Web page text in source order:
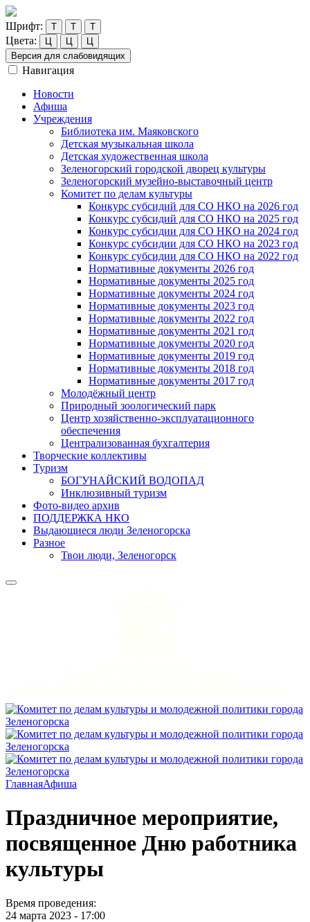
Шрифт: Т Т Т
Цвета: Ц Ц
Ц
Версия для слабовидящих
Навигация
Новости
Афиша
Учреждения
Библиотека им. Маяковского
Детская музыкальная школа
Детская художественная школа
Зеленогорский городской дворец культуры
Зеленогорский музейно-выставочный центр
Комитет по делам культуры
Конкурс субсидий для СО НКО на 2026 год
Конкурс субсидий для СО НКО на 2025 год
Конкурс субсидии для СО НКО на 2024 год
Конкурс субсидии для СО НКО на 2023 год
Конкурс субсидии для СО НКО на 2022 год
Нормативные документы 2026 год
Нормативные документы 2025 год
Нормативные документы 2024 год
Нормативные документы 2023 год
Нормативные документы 2022 год
Нормативные документы 2021 год
Нормативные документы 2020 год
Нормативные документы 2019 год
Нормативные документы 2018 год
Нормативные документы 2017 год
Молодёжный центр
Природный зоологический парк
Центр хозяйственно-эксплуатационного
обеспечения
Централизованная бухгалтерия
Творческие коллективы
Туризм
БОГУНАЙСКИЙ ВОДОПАД
Инклюзивный туризм
Фото-видео архив
ПОДДЕРЖКА НКО
Выдающиеся люди Зеленогорска
Разное
Твои люди, Зеленогорск
ГлавнаяАфиша
Праздничное мероприятие,
посвященное Дню работника
культуры
Время проведения:
24 марта 2023 - 17:00